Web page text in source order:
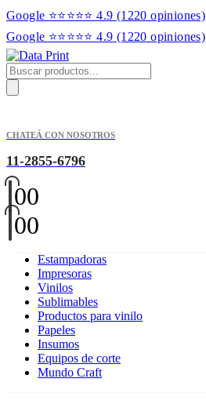
Google ⭐⭐⭐⭐⭐ 4.9 (1220 opiniones)
Google ⭐⭐⭐⭐⭐ 4.9 (1220 opiniones)
Products
search
CHATEÁ CON NOSOTROS
11-2855-6796
00
00
Estampadoras
Impresoras
Vinilos
Sublimables
Productos para vinilo
Papeles
Insumos
Equipos de corte
Mundo Craft